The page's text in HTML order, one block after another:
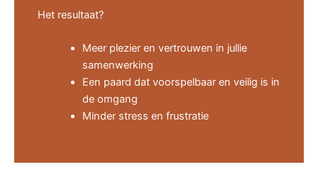
Het resultaat?
Meer plezier en vertrouwen in jullie
samenwerking
Een paard dat voorspelbaar en veilig is in
de omgang
Minder stress en frustratie